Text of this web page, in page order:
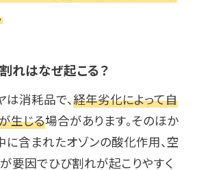
れはなぜ起こる？
は消耗品で、経年劣化によって自
生じる場合があります。そのほか
に含まれたオゾンの酸化作用、空
要因でひび割れが起こりやすく